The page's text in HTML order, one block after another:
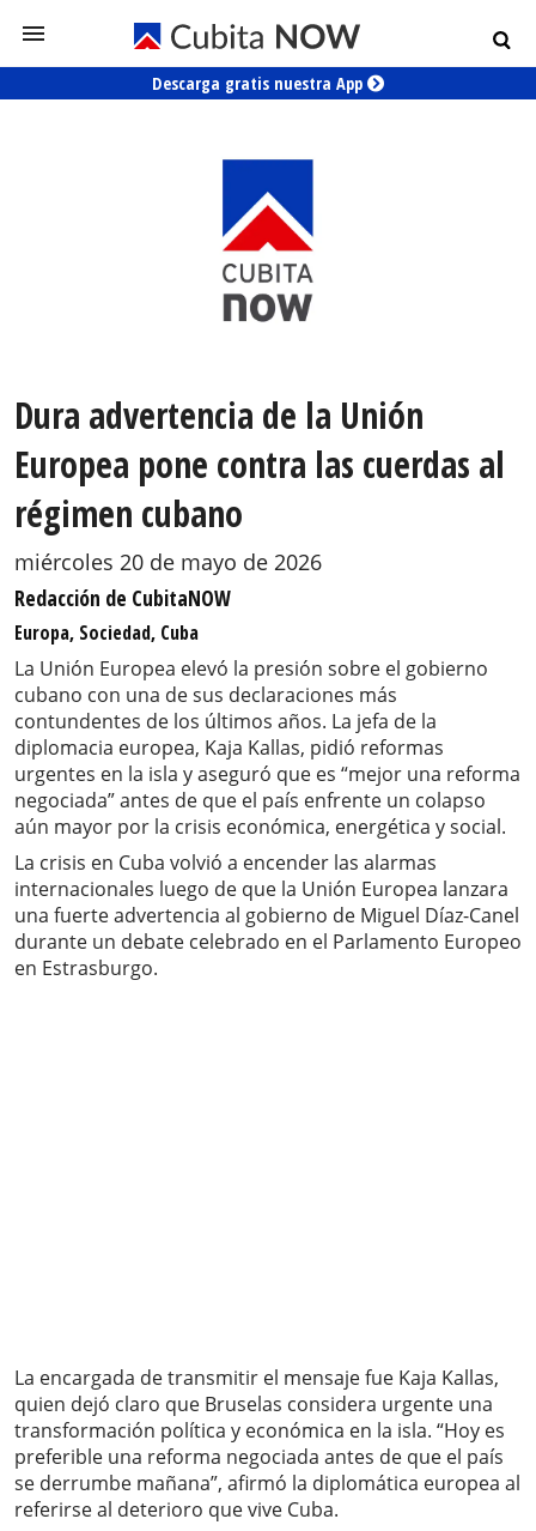
Descarga gratis nuestra App
Dura advertencia de la Unión
Europea pone contra las cuerdas al
régimen cubano
miércoles 20 de mayo de 2026
Redacción de CubitaNOW
Europa, Sociedad, Cuba
La Unión Europea elevó la presión sobre el gobierno
cubano con una de sus declaraciones más
contundentes de los últimos años. La jefa de la
diplomacia europea, Kaja Kallas, pidió reformas
urgentes en la isla y aseguró que es “mejor una reforma
negociada” antes de que el país enfrente un colapso
aún mayor por la crisis económica, energética y social.
La crisis en Cuba volvió a encender las alarmas
internacionales luego de que la Unión Europea lanzara
una fuerte advertencia al gobierno de Miguel Díaz-Canel
durante un debate celebrado en el Parlamento Europeo
en Estrasburgo.
La encargada de transmitir el mensaje fue Kaja Kallas,
quien dejó claro que Bruselas considera urgente una
transformación política y económica en la isla. “Hoy es
preferible una reforma negociada antes de que el país
se derrumbe mañana”, afirmó la diplomática europea al
referirse al deterioro que vive Cuba.